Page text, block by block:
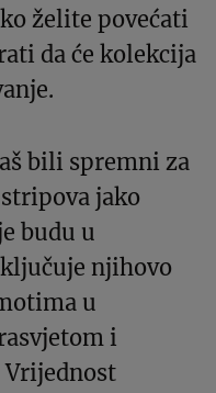
želite povećati
da će kolekcija
bili spremni za
jako
budu u
njihovo
u
i